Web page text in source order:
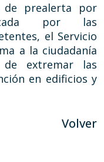
prealerta por
por las
el Servicio
a la ciudadanía
extremar las
en edificios y
Volver